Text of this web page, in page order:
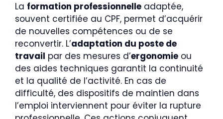
La formation professionnelle adaptée,
souvent certifiée au CPF, permet d’acquérir
de nouvelles compétences ou de se
reconvertir. L’adaptation du poste de
travail par des mesures d’ergonomie ou
des aides techniques garantit la continuité
et la qualité de l’activité. En cas de
difficulté, des dispositifs de maintien dans
l’emploi interviennent pour éviter la rupture